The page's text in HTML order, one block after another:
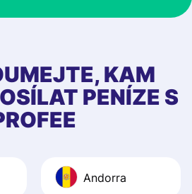
at Profee is very
first started
app, and they
quick to provide
Recommend it!
KAM
PENÍZE S
Andorra